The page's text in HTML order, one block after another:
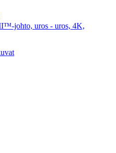
johto, uros - uros, 4K,